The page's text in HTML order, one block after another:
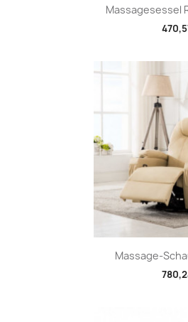
Massagesessel

Massage-
